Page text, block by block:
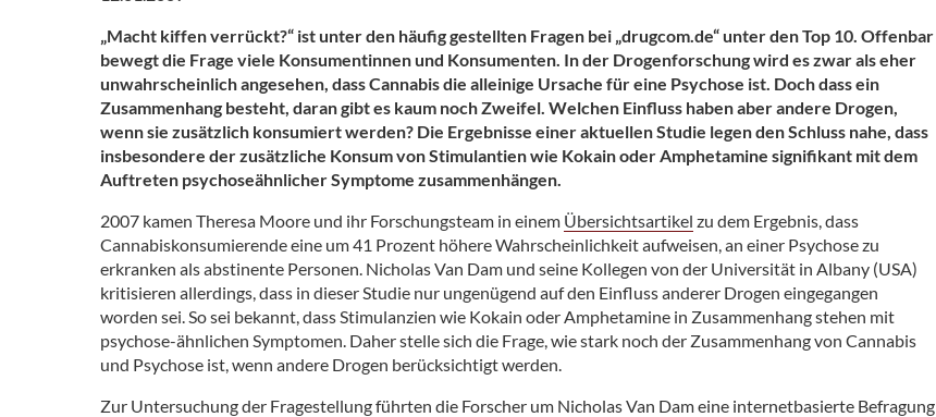
„Macht kiffen verrückt?“ ist unter den häufig gestellten Fragen bei „drugcom.de“ unter den Top 10. Offenbar
bewegt die Frage viele Konsumentinnen und Konsumenten. In der Drogenforschung wird es zwar als eher
unwahrscheinlich angesehen, dass Cannabis die alleinige Ursache für eine Psychose ist. Doch dass ein
Zusammenhang besteht, daran gibt es kaum noch Zweifel. Welchen Einfluss haben aber andere Drogen,
wenn sie zusätzlich konsumiert werden? Die Ergebnisse einer aktuellen Studie legen den Schluss nahe, dass
insbesondere der zusätzliche Konsum von Stimulantien wie Kokain oder Amphetamine signifikant mit dem
Auftreten psychoseähnlicher Symptome zusammenhängen.
2007 kamen Theresa Moore und ihr Forschungsteam in einem Übersichtsartikel zu dem Ergebnis, dass
Cannabiskonsumierende eine um 41 Prozent höhere Wahrscheinlichkeit aufweisen, an einer Psychose zu
erkranken als abstinente Personen. Nicholas Van Dam und seine Kollegen von der Universität in Albany (USA)
kritisieren allerdings, dass in dieser Studie nur ungenügend auf den Einfluss anderer Drogen eingegangen
worden sei. So sei bekannt, dass Stimulanzien wie Kokain oder Amphetamine in Zusammenhang stehen mit
psychose-ähnlichen Symptomen. Daher stelle sich die Frage, wie stark noch der Zusammenhang von Cannabis
und Psychose ist, wenn andere Drogen berücksichtigt werden.
Zur Untersuchung der Fragestellung führten die Forscher um Nicholas Van Dam eine internetbasierte Befragung